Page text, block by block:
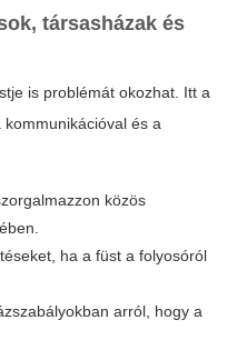
társasházak és
is problémát okozhat. Itt a
és a
közös
ha a füst a folyosóról
arról, hogy a